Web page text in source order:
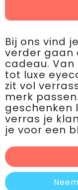
Bij ons vind
verder gaan
cadeau.
tot luxe
zit vol
merk
geschenken
verras je
je voor een